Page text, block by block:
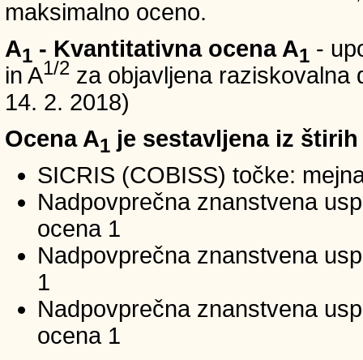
maksimalno oceno.
A1 - Kvantitativna ocena A1 -
in A1/2 za objavljena raziskovalna
14. 2. 2018)
Ocena A1 je sestavljena iz
SICRIS (COBISS) točke:
Nadpovprečna znanstvena
ocena 1
Nadpovprečna znanstvena
1
Nadpovprečna znanstvena
ocena 1